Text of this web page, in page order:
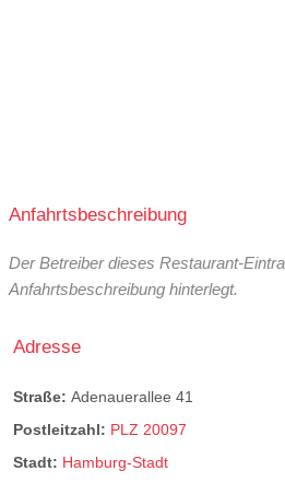
Anfahrtsbeschreibung
Der Betreiber dieses Restaurant-
Anfahrtsbeschreibung hinterlegt.
Adresse
Straße: Adenauerallee 41
Postleitzahl: PLZ 20097
Stadt: Hamburg-Stadt